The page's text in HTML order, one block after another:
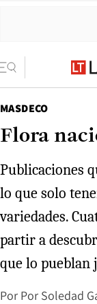
MASDECO
Flora
Publicaciones
lo que solo
variedades.
partir a
que lo pueblan
Por Por Soledad